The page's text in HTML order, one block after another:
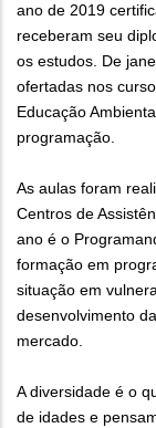
ano de 2019
receberam seu
os estudos. De
ofertadas nos
Educação
programação.
As aulas foram
Centros de
ano é o
formação em
situação em
desenvolvimento
mercado.
A diversidade é o
de idades e